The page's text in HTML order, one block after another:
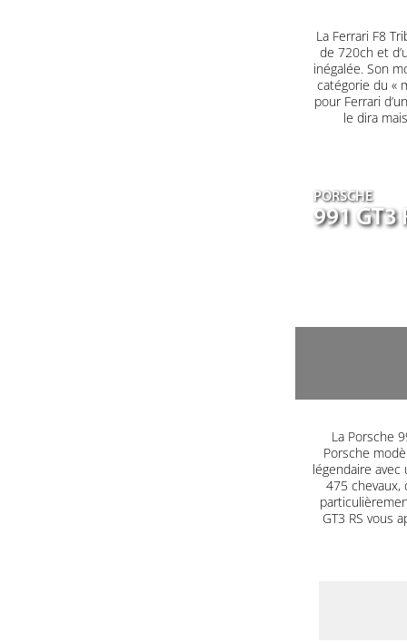
La Ferrari F8
de 720ch et
inégalée. Son
catégorie du «
pour Ferrari
le dira
PORSCHE
991 GT3
La Porsche
Porsche
légendaire
475
GT3 RS vous